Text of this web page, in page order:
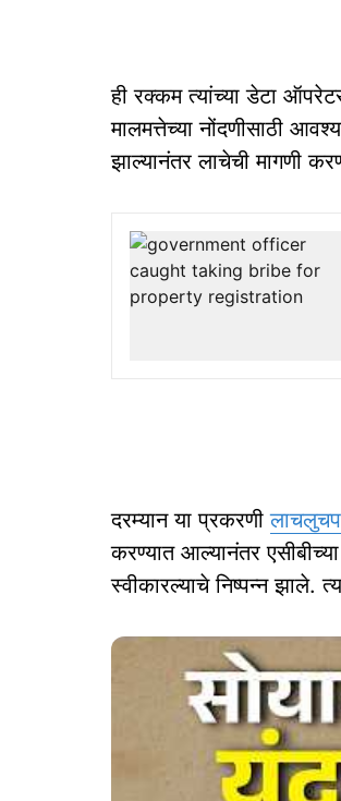
ही रक्कम त्यांच्या डेटा
मालमत्तेच्या नोंदणीसाठी
झाल्यानंतर लाचेची मागणी
दरम्यान या प्रकरणी
करण्यात आल्यानंतर
स्वीकारल्याचे निष्पन्न झाले.